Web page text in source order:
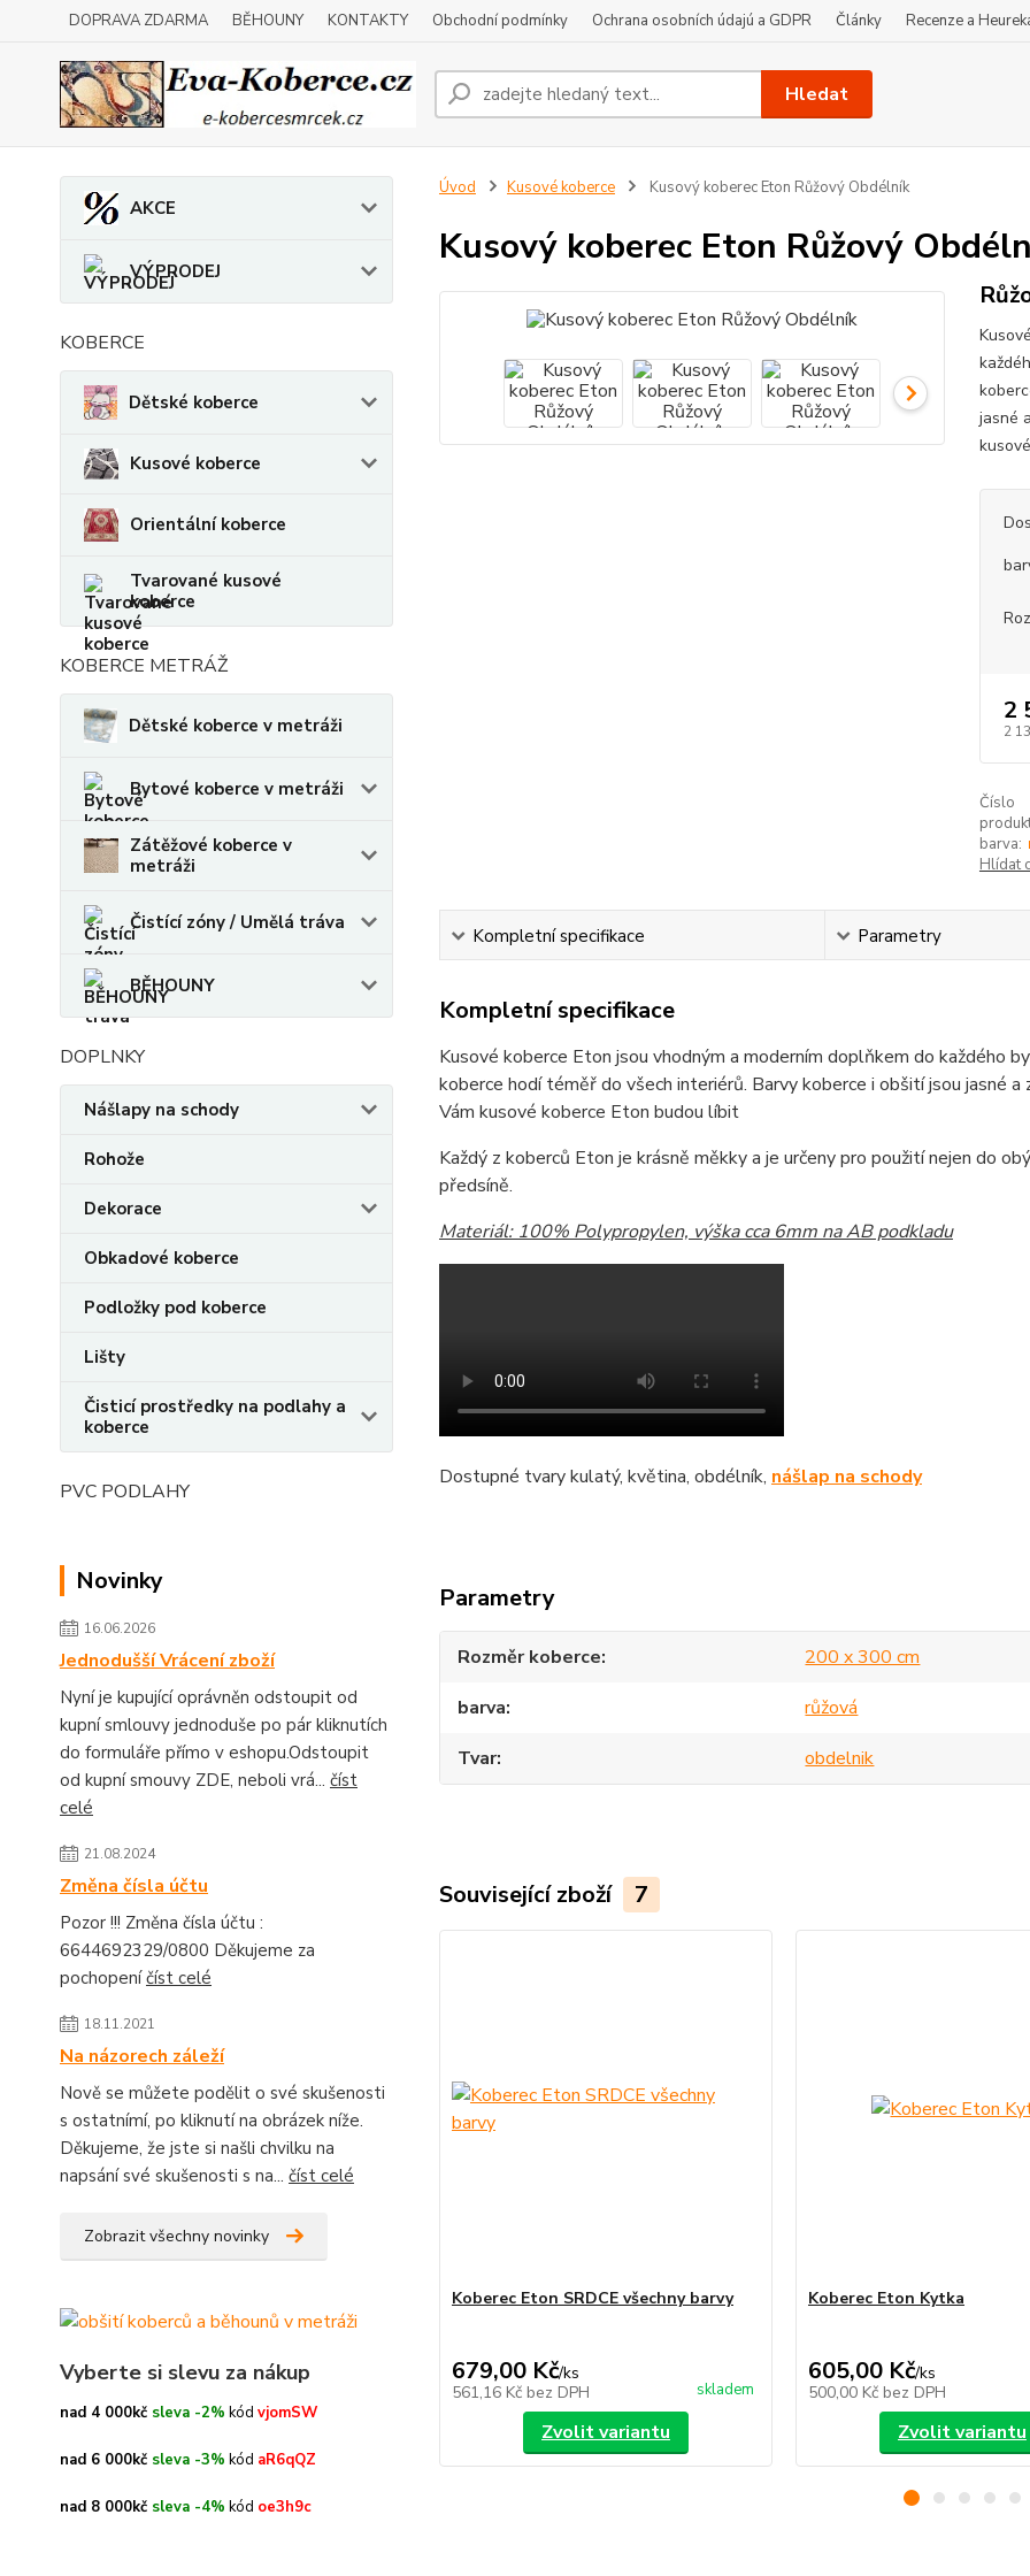
DOPRAVA ZDARMA BĚHOUNY KONTAKTY Obchodní podmínky Ochrana osobních údajú a GDPR Články Recenze a
Hledat
AKCE
VÝPRODEJ
KOBERCE
Dětské koberce
Kusové koberce
Orientální koberce
Tvarované kusové
koberce
KOBERCE METRÁŽ
Dětské koberce v metráži
Bytové koberce v metráži
Zátěžové koberce v
metráži
Čistící zóny / Umělá tráva
BĚHOUNY
DOPLNKY
Nášlapy na schody
Rohože
Dekorace
Obkadové koberce
Podložky pod koberce
Lišty
Čisticí prostředky na podlahy a
koberce
PVC PODLAHY
Novinky
16.06.2026
Jednodušší Vrácení zboží
Nyní je kupující oprávněn odstoupit od
kupní smlouvy jednoduše po pár kliknutích
do formuláře přímo v eshopu.Odstoupit
od kupní smouvy ZDE, neboli vrá... číst
celé
21.08.2024
Změna čísla účtu
Pozor !!! Změna čísla účtu :
6644692329/0800 Děkujeme za
pochopeníčíst celé
18.11.2021
Na názorech záleží
Nově se můžete podělit o své skušenosti
s ostatnímí, po kliknutí na obrázek níže.
Děkujeme, že jste si našli chvilku na
napsání své skušenosti s na... číst celé
Zobrazit všechny novinky
Vyberte si slevu za nákup
nad 4 000kč sleva -2% kód vjomSW
nad 6 000kč sleva -3% kód aR6qQZ
nad 8 000kč sleva -4% kód oe3h9c
Úvod Kusové koberce Kusový koberec Eton Růžový Obdélník
Kusový koberec Eton Růžový
jasné
2
2
Číslo
barva:
Hlídat
Kompletní specifikace Parametry
Kompletní specifikace
Kusové koberce Eton jsou vhodným a moderním doplňkem do každého
koberce hodí téměř do všech interiérů. Barvy koberce i obšití jsou jasné
Vám kusové koberce Eton budou líbit
Každý z koberců Eton je krásně měkky a je určeny pro použití nejen do
předsíně.
Materiál: 100% Polypropylen, výška cca 6mm na AB podkladu
Dostupné tvary kulatý, květina, obdélník, nášlap na schody
Parametry
Rozměr koberce
200 x 300 cm
barva
růžová
Tvar
obdelnik
Související zboží 7
Koberec Eton SRDCE všechny barvy
679,00 Kč/ks
561,16 Kč bez DPH skladem
Zvolit variantu
Koberec Eton Kytka
605,00 Kč/ks
500,00 Kč bez DPH
Zvolit variantu